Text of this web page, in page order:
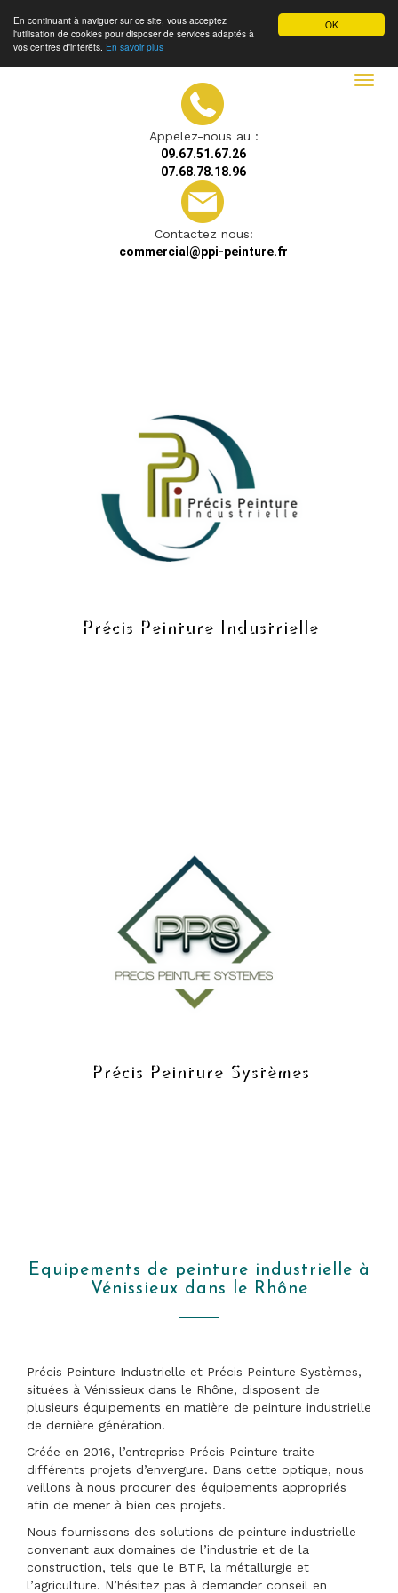
OK
En continuant à naviguer sur ce site, vous acceptez
l'utilisation de cookies pour disposer de services adaptés à
vos centres d'intérêts. En savoir plus
Appelez-nous au :
09.67.51.67.26
07.68.78.18.96
Contactez nous:
commercial@ppi-peinture.fr
Précis Peinture Industrielle
Précis Peinture Systèmes
Equipements de peinture industrielle à
Vénissieux dans le Rhône
Précis Peinture Industrielle et Précis Peinture Systèmes,
situées à Vénissieux dans le Rhône, disposent de
plusieurs équipements en matière de peinture industrielle
de dernière génération.
Créée en 2016, l’entreprise Précis Peinture traite
différents projets d’envergure. Dans cette optique, nous
veillons à nous procurer des équipements appropriés
afin de mener à bien ces projets.
Nous fournissons des solutions de peinture industrielle
convenant aux domaines de l’industrie et de la
construction, tels que le BTP, la métallurgie et
l’agriculture. N’hésitez pas à demander conseil en